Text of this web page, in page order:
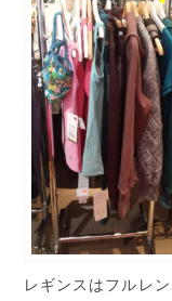
レギンスはフルレ